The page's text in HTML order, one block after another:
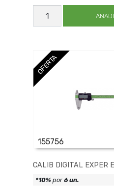
MICROM
ESSEX
P/MET
cantidad
OFERTA
155756
CALIB DIGITAL EXPER
*10% por6 un.